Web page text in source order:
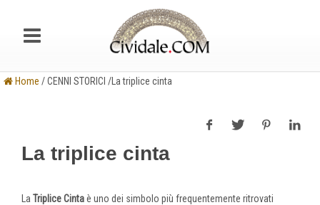
Home / CENNI STORICI /La triplice cinta
La triplice cinta
La Triplice Cintaè uno dei simbolo più frequentemente ritrovati